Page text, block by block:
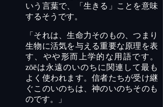
いう言葉で、「生きる」ことを意味
するそうです。
「それは、生命力そのもの、つまり
生物に活気を与える重要な原理を表
す、やや形而上学的な用語です。
zōēは永遠のいのちに関連して最も
よく使われます。信者たちが受け継
ぐこのいのちは、神のいのちそのも
のです。」